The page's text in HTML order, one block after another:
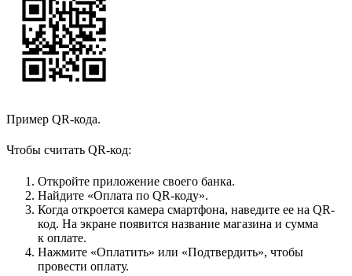
Пример QR-кода.
Чтобы считать QR-код:
Откройте приложение своего банка.
Найдите «Оплата по QR-коду».
Когда откроется камера смартфона, наведите ее на QR-
код. На экране появится название магазина и сумма
к оплате.
Нажмите «Оплатить» или «Подтвердить», чтобы
провести оплату.